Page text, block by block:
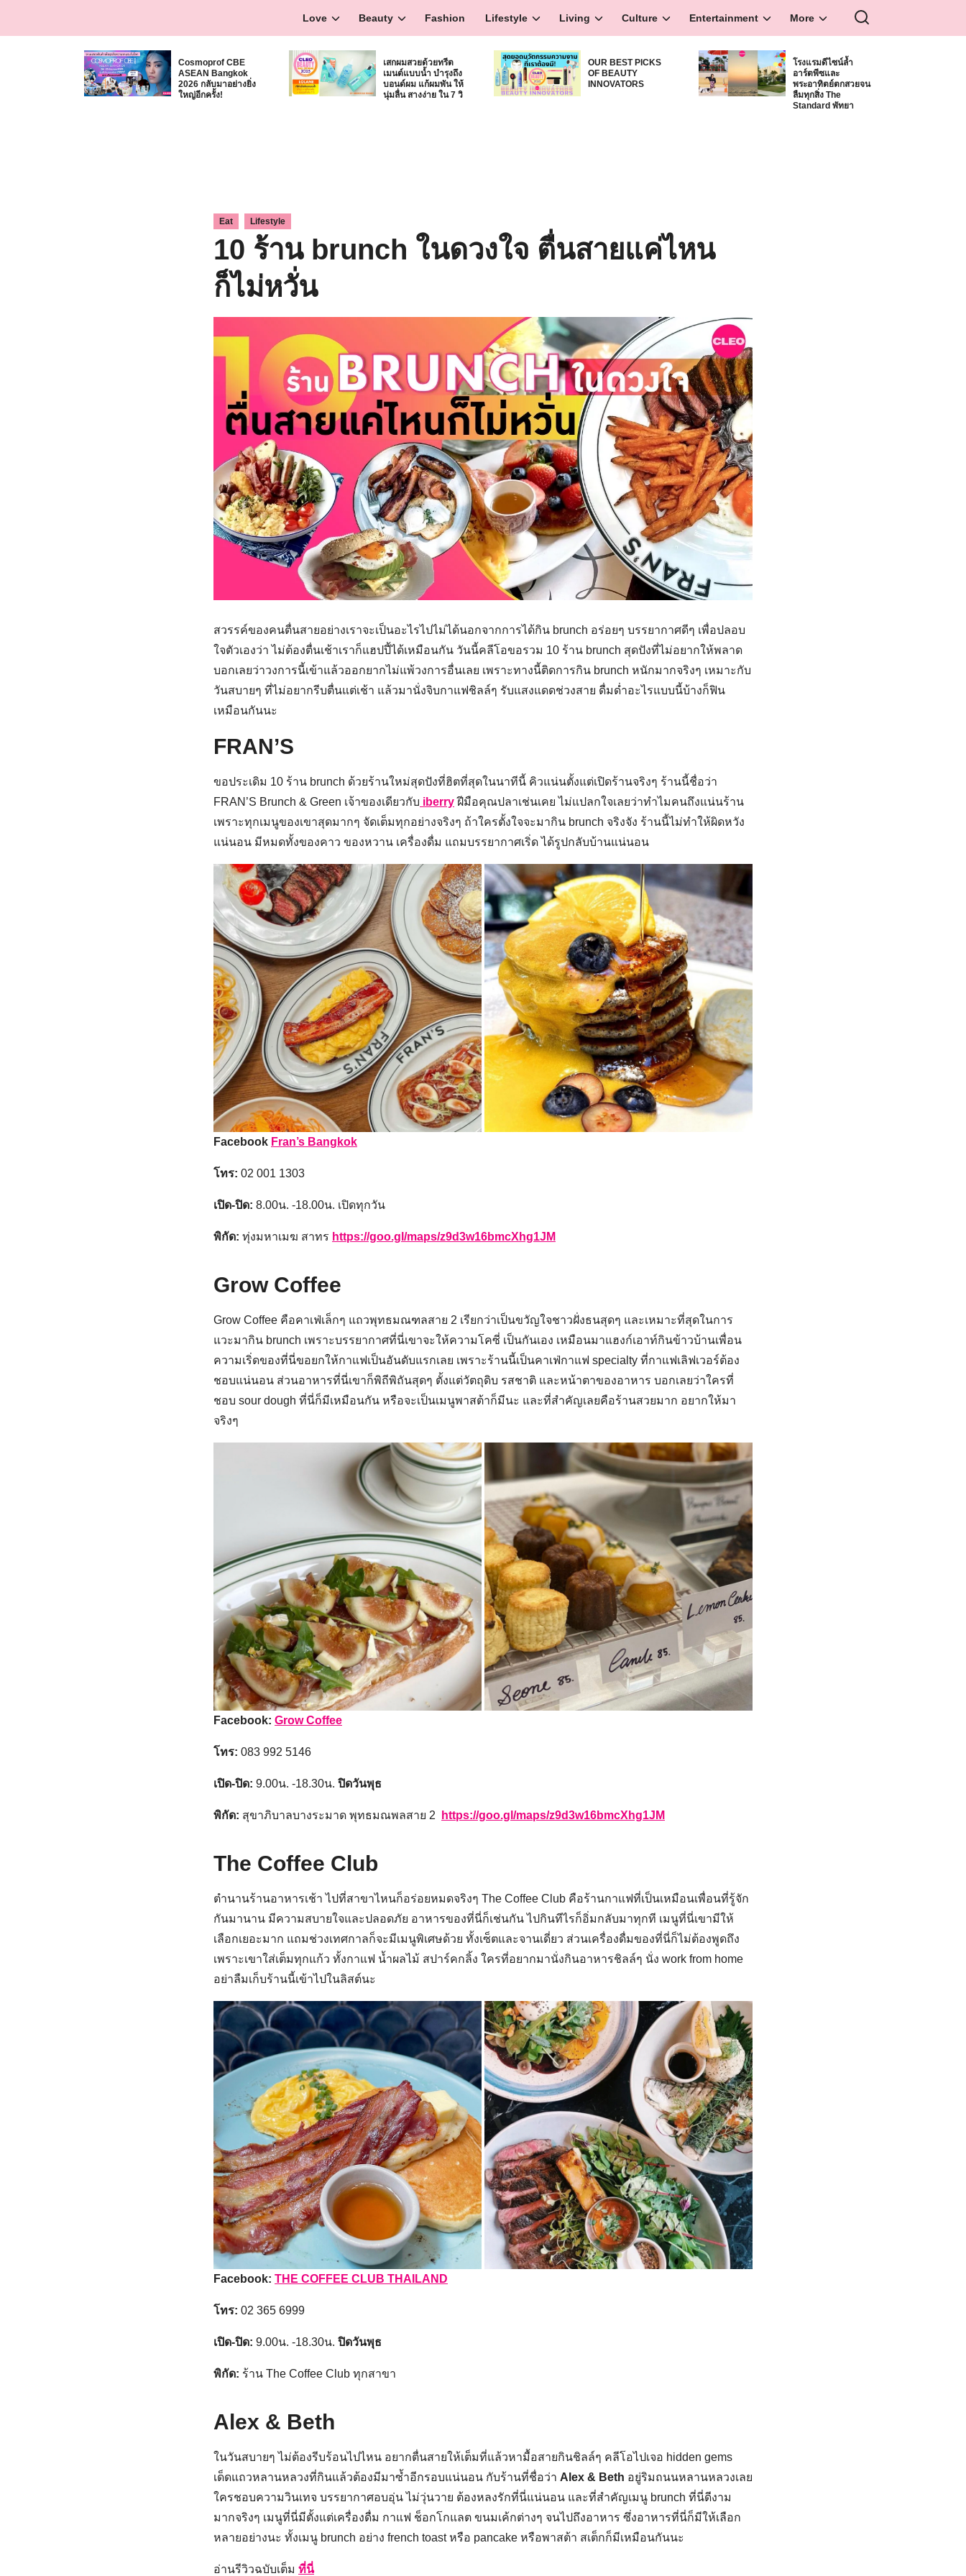
Love Beauty Fashion Lifestyle Living Culture Entertainment More
Search
for:
Cosmoprof CBE
ASEAN Bangkok
2026 กลับมาอย่างยิ่ง
ใหญ่อีกครั้ง!
เสกผมสวยด้วยทรีต
เมนต์แบบน้ำ บำรุงถึง
บอนด์ผม แก้ผมพัน ให้
นุ่มลื่น สางง่าย ใน 7 วิ
OUR BEST PICKS
OF BEAUTY
INNOVATORS
โรงแรมดีไซน์ล้ำ
อาร์ตพีซและ
พระอาทิตย์ตกสวยจน
ลืมทุกสิ่ง The
Standard พัทยา
Eat Lifestyle
10 ร้าน brunch ในดวงใจ ตื่นสายแค่ไหน
ก็ไม่หวั่น
สวรรค์ของคนตื่นสายอย่างเราจะเป็นอะไรไปไม่ได้นอกจากการได้กิน brunch อร่อยๆ บรรยากาศดีๆ เพื่อปลอบ
ใจตัวเองว่า ไม่ต้องตื่นเช้าเราก็แฮปปี้ได้เหมือนกัน วันนี้คลีโอขอรวม 10 ร้าน brunch สุดปังที่ไม่อยากให้พลาด
บอกเลยว่าวงการนี้เข้าแล้วออกยากไม่แพ้วงการอื่นเลย เพราะทางนี้ติดการกิน brunch หนักมากจริงๆ เหมาะกับ
วันสบายๆ ที่ไม่อยากรีบตื่นแต่เช้า แล้วมานั่งจิบกาแฟชิลล์ๆ รับแสงแดดช่วงสาย ดื่มด่ำอะไรแบบนี้บ้างก็ฟิน
เหมือนกันนะ
FRAN’S
ขอประเดิม 10 ร้าน brunch ด้วยร้านใหม่สุดปังที่ฮิตที่สุดในนาทีนี้ คิวแน่นตั้งแต่เปิดร้านจริงๆ ร้านนี้ชื่อว่า
FRAN’S Brunch & Green เจ้าของเดียวกับ iberryฝีมือคุณปลาเช่นเคย ไม่แปลกใจเลยว่าทำไมคนถึงแน่นร้าน
เพราะทุกเมนูของเขาสุดมากๆ จัดเต็มทุกอย่างจริงๆ ถ้าใครตั้งใจจะมากิน brunch จริงจัง ร้านนี้ไม่ทำให้ผิดหวัง
แน่นอน มีหมดทั้งของคาว ของหวาน เครื่องดื่ม แถมบรรยากาศเริ่ด ได้รูปกลับบ้านแน่นอน
Facebook Fran’s Bangkok
โทร: 02 001 1303
เปิด-ปิด: 8.00น. -18.00น. เปิดทุกวัน
พิกัด: ทุ่งมหาเมฆ สาทร https://goo.gl/maps/z9d3w16bmcXhg1JM
Grow Coffee
Grow Coffee คือคาเฟ่เล็กๆ แถวพุทธมณฑลสาย 2 เรียกว่าเป็นขวัญใจชาวฝั่งธนสุดๆ และเหมาะที่สุดในการ
แวะมากิน brunch เพราะบรรยากาศที่นี่เขาจะให้ความโคซี่ เป็นกันเอง เหมือนมาแฮงก์เอาท์กินข้าวบ้านเพื่อน
ความเริ่ดของที่นี่ขอยกให้กาแฟเป็นอันดับแรกเลย เพราะร้านนี้เป็นคาเฟ่กาแฟ specialty ที่กาแฟเลิฟเวอร์ต้อง
ชอบแน่นอน ส่วนอาหารที่นี่เขาก็พิถีพิถันสุดๆ ตั้งแต่วัตถุดิบ รสชาติ และหน้าตาของอาหาร บอกเลยว่าใครที่
ชอบ sour dough ที่นี่ก็มีเหมือนกัน หรือจะเป็นเมนูพาสต้าก็มีนะ และที่สำคัญเลยคือร้านสวยมาก อยากให้มา
จริงๆ
Facebook: Grow Coffee
โทร: 083 992 5146
เปิด-ปิด: 9.00น. -18.30น. ปิดวันพุธ
พิกัด: สุขาภิบาลบางระมาด พุทธมณพลสาย 2 https://goo.gl/maps/z9d3w16bmcXhg1JM
The Coffee Club
ตำนานร้านอาหารเช้า ไปที่สาขาไหนก็อร่อยหมดจริงๆ The Coffee Club คือร้านกาแฟที่เป็นเหมือนเพื่อนที่รู้จัก
กันมานาน มีความสบายใจและปลอดภัย อาหารของที่นี่ก็เช่นกัน ไปกินทีไรก็อิ่มกลับมาทุกที เมนูที่นี่เขามีให้
เลือกเยอะมาก แถมช่วงเทศกาลก็จะมีเมนูพิเศษด้วย ทั้งเซ็ตและจานเดี่ยว ส่วนเครื่องดื่มของที่นี่ก็ไม่ต้องพูดถึง
เพราะเขาใส่เต็มทุกแก้ว ทั้งกาแฟ น้ำผลไม้ สปาร์คกลิ้ง ใครที่อยากมานั่งกินอาหารชิลล์ๆ นั่ง work from home
อย่าลืมเก็บร้านนี้เข้าไปในลิสต์นะ
Facebook: THE COFFEE CLUB THAILAND
โทร: 02 365 6999
เปิด-ปิด: 9.00น. -18.30น. ปิดวันพุธ
พิกัด: ร้าน The Coffee Club ทุกสาขา
Alex & Beth
ในวันสบายๆ ไม่ต้องรีบร้อนไปไหน อยากตื่นสายให้เต็มที่แล้วหามื้อสายกินชิลล์ๆ คลีโอไปเจอ hidden gems
เด็ดแถวหลานหลวงที่กินแล้วต้องมีมาซ้ำอีกรอบแน่นอน กับร้านที่ชื่อว่า Alex & Beth อยู่ริมถนนหลานหลวงเลย
ใครชอบความวินเทจ บรรยากาศอบอุ่น ไม่วุ่นวาย ต้องหลงรักที่นี่แน่นอน และที่สำคัญเมนู brunch ที่นี่ดีงาม
มากจริงๆ เมนูที่นี่มีตั้งแต่เครื่องดื่ม กาแฟ ช็อกโกแลต ขนมเค้กต่างๆ จนไปถึงอาหาร ซึ่งอาหารที่นี่ก็มีให้เลือก
หลายอย่างนะ ทั้งเมนู brunch อย่าง french toast หรือ pancake หรือพาสต้า สเต็กก็มีเหมือนกันนะ
อ่านรีวิวฉบับเต็ม ที่นี่